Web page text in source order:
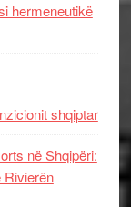
hermeneutikë
shqiptar
në Shqipëri:
Rivierën